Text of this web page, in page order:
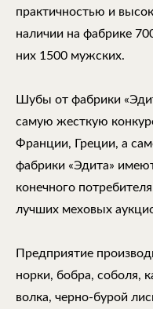
практичностью и
наличии на фабрике
них 1500 мужских.
Шубы от фабрики
самую жесткую
Франции, Греции, а
фабрики «Эдита»
конечного
лучших меховых
Предприятие
норки, бобра, соболя,
волка, черно-бурой